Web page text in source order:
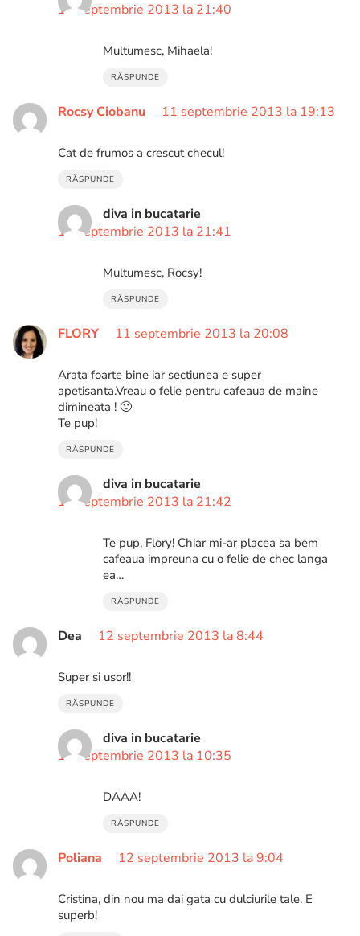
11 septembrie 2013 la 21:40
Multumesc, Mihaela!
RĂSPUNDE
Rocsy Ciobanu 11 septembrie 2013 la 19:13
Cat de frumos a crescut checul!
RĂSPUNDE
diva in bucatarie
11 septembrie 2013 la 21:41
Multumesc, Rocsy!
RĂSPUNDE
FLORY 11 septembrie 2013 la 20:08
Arata foarte bine iar sectiunea e super
apetisanta.Vreau o felie pentru cafeaua de maine
dimineata ! 🙂
Te pup!
RĂSPUNDE
diva in bucatarie
11 septembrie 2013 la 21:42
Te pup, Flory! Chiar mi-ar placea sa bem
cafeaua impreuna cu o felie de chec langa
ea…
RĂSPUNDE
Dea 12 septembrie 2013 la 8:44
Super si usor!!
RĂSPUNDE
diva in bucatarie
12 septembrie 2013 la 10:35
DAAA!
RĂSPUNDE
Poliana 12 septembrie 2013 la 9:04
Cristina, din nou ma dai gata cu dulciurile tale. E
superb!